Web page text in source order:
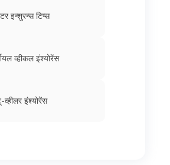
इन्शुरन्स टिप्स
व्हीकल इंश्योरेंस
व्हीलर इंश्योरेंस